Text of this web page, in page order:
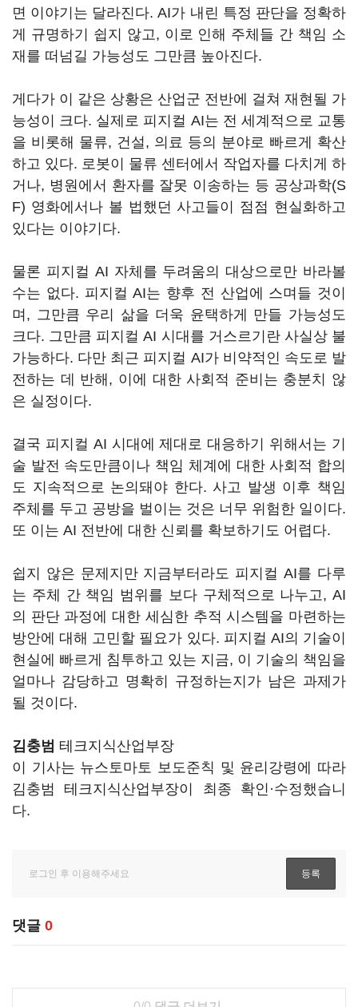
면 이야기는 달라진다. AI가 내린 특정 판단을 정확하
게 규명하기 쉽지 않고, 이로 인해 주체들 간 책임 소
재를 떠넘길 가능성도 그만큼 높아진다.
게다가 이 같은 상황은 산업군 전반에 걸쳐 재현될 가
능성이 크다. 실제로 피지컬 AI는 전 세계적으로 교통
을 비롯해 물류, 건설, 의료 등의 분야로 빠르게 확산
하고 있다. 로봇이 물류 센터에서 작업자를 다치게 하
거나, 병원에서 환자를 잘못 이송하는 등 공상과학(S
F) 영화에서나 볼 법했던 사고들이 점점 현실화하고
있다는 이야기다.
물론 피지컬 AI 자체를 두려움의 대상으로만 바라볼
수는 없다. 피지컬 AI는 향후 전 산업에 스며들 것이
며, 그만큼 우리 삶을 더욱 윤택하게 만들 가능성도
크다. 그만큼 피지컬 AI 시대를 거스르기란 사실상 불
가능하다. 다만 최근 피지컬 AI가 비약적인 속도로 발
전하는 데 반해, 이에 대한 사회적 준비는 충분치 않
은 실정이다.
결국 피지컬 AI 시대에 제대로 대응하기 위해서는 기
술 발전 속도만큼이나 책임 체계에 대한 사회적 합의
도 지속적으로 논의돼야 한다. 사고 발생 이후 책임
주체를 두고 공방을 벌이는 것은 너무 위험한 일이다.
또 이는 AI 전반에 대한 신뢰를 확보하기도 어렵다.
쉽지 않은 문제지만 지금부터라도 피지컬 AI를 다루
는 주체 간 책임 범위를 보다 구체적으로 나누고, AI
의 판단 과정에 대한 세심한 추적 시스템을 마련하는
방안에 대해 고민할 필요가 있다. 피지컬 AI의 기술이
현실에 빠르게 침투하고 있는 지금, 이 기술의 책임을
얼마나 감당하고 명확히 규정하는지가 남은 과제가
될 것이다.
김충범 테크지식산업부장
이 기사는 뉴스토마토 보도준칙 및 윤리강령에 따라
김충범 테크지식산업부장이 최종 확인·수정했습니
다.
댓글 0